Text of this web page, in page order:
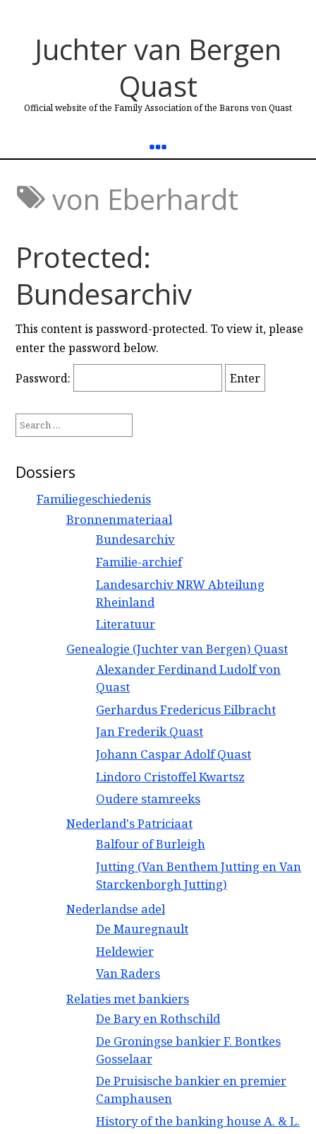
Juchter van Bergen
Quast
Official website of the Family Association of the Barons von Quast
von Eberhardt
Protected:
Bundesarchiv
This content is password-protected. To view it, please
enter the password below.
Password:
for:
Dossiers
Familiegeschiedenis
Bronnenmateriaal
Bundesarchiv
Familie-archief
Landesarchiv NRW Abteilung
Rheinland
Literatuur
Genealogie (Juchter van Bergen) Quast
Alexander Ferdinand Ludolf von
Quast
Gerhardus Fredericus Eilbracht
Jan Frederik Quast
Johann Caspar Adolf Quast
Lindoro Cristoffel Kwartsz
Oudere stamreeks
Nederland's Patriciaat
Balfour of Burleigh
Jutting (Van Benthem Jutting en Van
Starckenborgh Jutting)
Nederlandse adel
De Mauregnault
Heldewier
Van Raders
Relaties met bankiers
De Bary en Rothschild
De Groningse bankier F. Bontkes
Gosselaar
De Pruisische bankier en premier
Camphausen
History of the banking house A. & L.